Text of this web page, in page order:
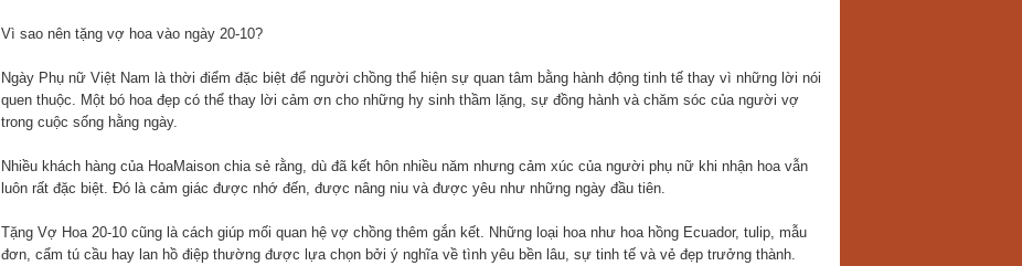
Vì sao nên tặng vợ hoa vào ngày 20-10?
Ngày Phụ nữ Việt Nam là thời điểm đặc biệt để người chồng thể hiện sự quan tâm bằng hành động tinh tế thay vì những lời nói
quen thuộc. Một bó hoa đẹp có thể thay lời cảm ơn cho những hy sinh thầm lặng, sự đồng hành và chăm sóc của người vợ
trong cuộc sống hằng ngày.
Nhiều khách hàng của HoaMaison chia sẻ rằng, dù đã kết hôn nhiều năm nhưng cảm xúc của người phụ nữ khi nhận hoa vẫn
luôn rất đặc biệt. Đó là cảm giác được nhớ đến, được nâng niu và được yêu như những ngày đầu tiên.
Tặng Vợ Hoa 20-10 cũng là cách giúp mối quan hệ vợ chồng thêm gắn kết. Những loại hoa như hoa hồng Ecuador, tulip, mẫu
đơn, cẩm tú cầu hay lan hồ điệp thường được lựa chọn bởi ý nghĩa về tình yêu bền lâu, sự tinh tế và vẻ đẹp trưởng thành.